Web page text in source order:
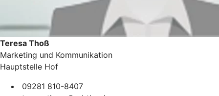
Teresa Thoß
Marketing und Kommunikation
Hauptstelle Hof
09281 810-8407